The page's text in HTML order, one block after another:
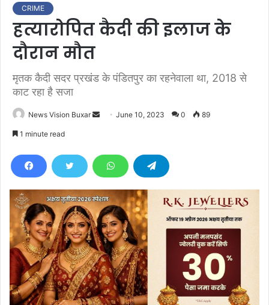
CRIME
हत्यारोपित कैदी की इलाज के
दौरान मौत
मृतक कैदी सदर प्रखंड के पंडितपुर का रहनेवाला था, 2018 से
काट रहा है सजा
News Vision Buxar
d
e
m
a
i
l
June 10, 2023 0 89
1 minute read